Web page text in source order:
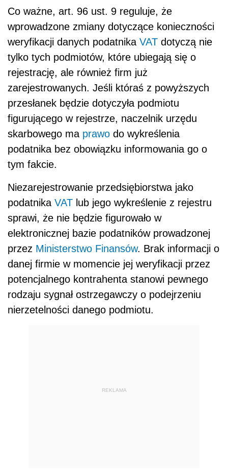
Co ważne, art. 96 ust. 9 reguluje, że
wprowadzone zmiany dotyczące konieczności
weryfikacji danych podatnika VAT dotyczą nie
tylko tych podmiotów, które ubiegają się o
rejestrację, ale również firm już
zarejestrowanych. Jeśli któraś z powyższych
przesłanek będzie dotyczyła podmiotu
figurującego w rejestrze, naczelnik urzędu
skarbowego ma prawo do wykreślenia
podatnika bez obowiązku informowania go o
tym fakcie.
Niezarejestrowanie przedsiębiorstwa jako
podatnika VAT lub jego wykreślenie z rejestru
sprawi, że nie będzie figurowało w
elektronicznej bazie podatników prowadzonej
przez Ministerstwo Finansów. Brak informacji o
danej firmie w momencie jej weryfikacji przez
potencjalnego kontrahenta stanowi pewnego
rodzaju sygnał ostrzegawczy o podejrzeniu
nierzetelności danego podmiotu.
REKLAMA